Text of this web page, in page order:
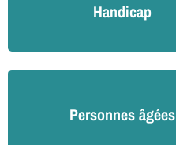
Handicap
Personnes âgées